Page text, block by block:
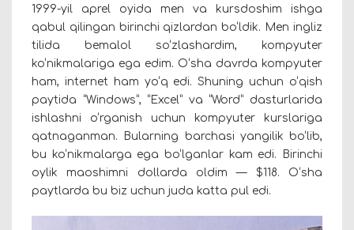
1999-yil aprel oyida men va kursdoshim ishga
qabul qilingan birinchi qizlardan bo‘ldik. Men ingliz
tilida bemalol so‘zlashardim, kompyuter
ko‘nikmalariga ega edim. O‘sha davrda kompyuter
ham, internet ham yo‘q edi. Shuning uchun o‘qish
paytida “Windows”, “Excel” va “Word” dasturlarida
ishlashni o‘rganish uchun kompyuter kurslariga
qatnaganman. Bularning barchasi yangilik bo‘lib,
bu ko‘nikmalarga ega bo‘lganlar kam edi. Birinchi
oylik maoshimni dollarda oldim — $118. O‘sha
paytlarda bu biz uchun juda katta pul edi.